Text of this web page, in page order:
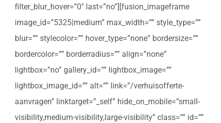
filter_blur_hover=”0″ last=”no”][fusion_imageframe
image_id=”5325|medium” max_width=”” style_type=””
blur=”” stylecolor=”” hover_type=”none” bordersize=””
bordercolor=”” borderradius=”” align=”none”
lightbox=”no” gallery_id=”” lightbox_image=””
lightbox_image_id=”” alt=”” link=”/verhuisofferte-
aanvragen” linktarget=”_self” hide_on_mobile=”small-
visibility,medium-visibility,large-visibility” class=”” id=””